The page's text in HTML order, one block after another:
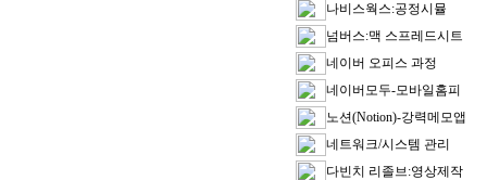
나비스웍스:공정시뮬
넘버스:맥 스프레드시트
네이버 오피스 과정
네이버모두-모바일홈피
노션(Notion)-강력메모앱
네트워크/시스템 관리
다빈치 리졸브:영상제작